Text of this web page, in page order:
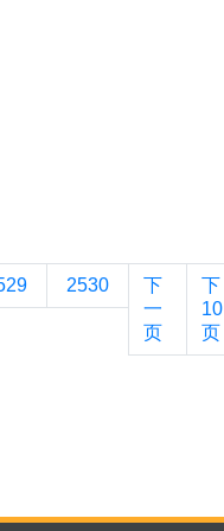
2530
下
一
页
下
10
页